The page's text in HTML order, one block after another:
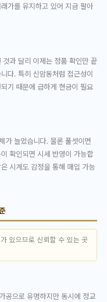
가를 유지하고 있어 지금 팔아
과 달리 이제는 정품 확인만 끝
다. 특히 신암동처럼 접근성이
기 때문에 급하게 현금이 필요
가 늘었습니다. 물론 풀셋이면
확인되면 시세 반영이 가능합
시계도 감정을 통해 매입 가능
있으므로 신뢰할 수 있는 곳
공으로 유명하지만 동시에 정교